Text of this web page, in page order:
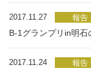
2017.11.27 報告
B-1グランプリin明石
2017.11.24 報告